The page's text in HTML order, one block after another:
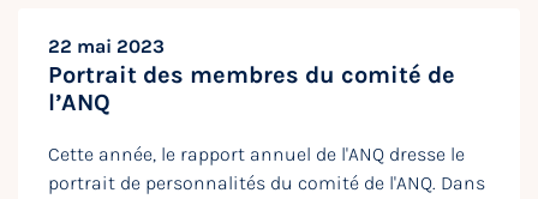
22 mai 2023
Portrait des membres du comité de
l’ANQ
Cette année, le rapport annuel de l'ANQ dresse le
portrait de personnalités du comité de l'ANQ. Dans